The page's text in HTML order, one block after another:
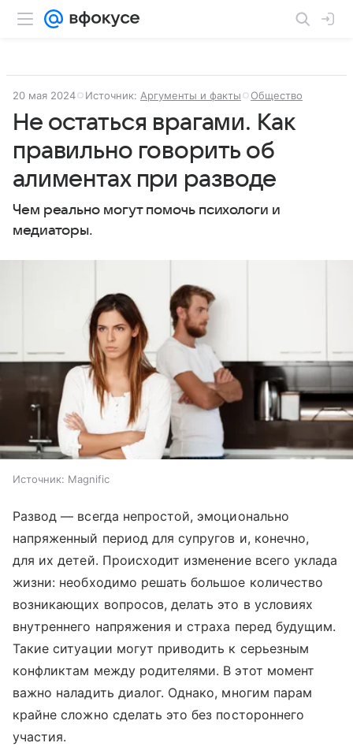
20 мая 2024 Источник: Аргументы и факты Общество
Не остаться врагами. Как
правильно говорить об
алиментах при разводе
Чем реально могут помочь психологи и
медиаторы.
Источник: Magnific
Развод — всегда непростой, эмоционально
напряженный период для супругов и, конечно,
для их детей. Происходит изменение всего уклада
жизни: необходимо решать большое количество
возникающих вопросов, делать это в условиях
внутреннего напряжения и страха перед будущим.
Такие ситуации могут приводить к серьезным
конфликтам между родителями. В этот момент
важно наладить диалог. Однако, многим парам
крайне сложно сделать это без постороннего
участия.